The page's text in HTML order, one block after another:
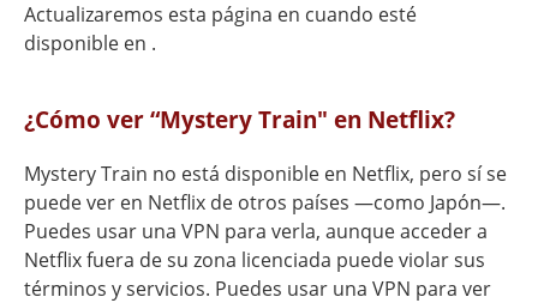
Actualizaremos esta página en cuando esté
disponible en .
¿Cómo ver “Mystery Train" en Netflix?
Mystery Train no está disponible en Netflix, pero sí se
puede ver en Netflix de otros países —como Japón—.
Puedes usar una VPN para verla, aunque acceder a
Netflix fuera de su zona licenciada puede violar sus
términos y servicios. Puedes usar una VPN para ver